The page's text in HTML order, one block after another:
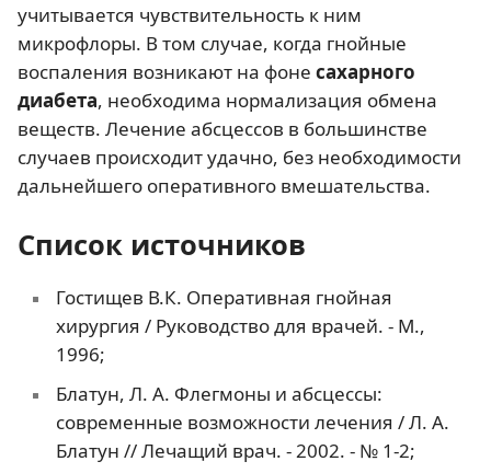
учитывается чувствительность к ним
микрофлоры. В том случае, когда гнойные
воспаления возникают на фоне сахарного
диабета, необходима нормализация обмена
веществ. Лечение абсцессов в большинстве
случаев происходит удачно, без необходимости
дальнейшего оперативного вмешательства.
Список источников
Гостищев В.К. Оперативная гнойная
хирургия / Руководство для врачей. - М.,
1996;
Блатун, Л. А. Флегмоны и абсцессы:
современные возможности лечения / Л. А.
Блатун // Лечащий врач. - 2002. - № 1-2;